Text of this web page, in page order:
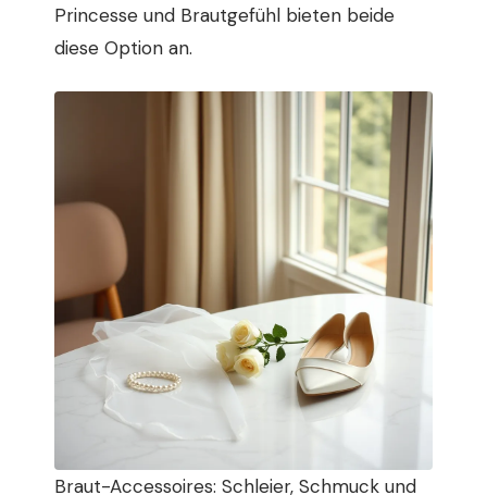
Princesse und Brautgefühl bieten beide
diese Option an.
Braut-Accessoires: Schleier, Schmuck und